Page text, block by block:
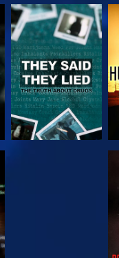
GUARDA